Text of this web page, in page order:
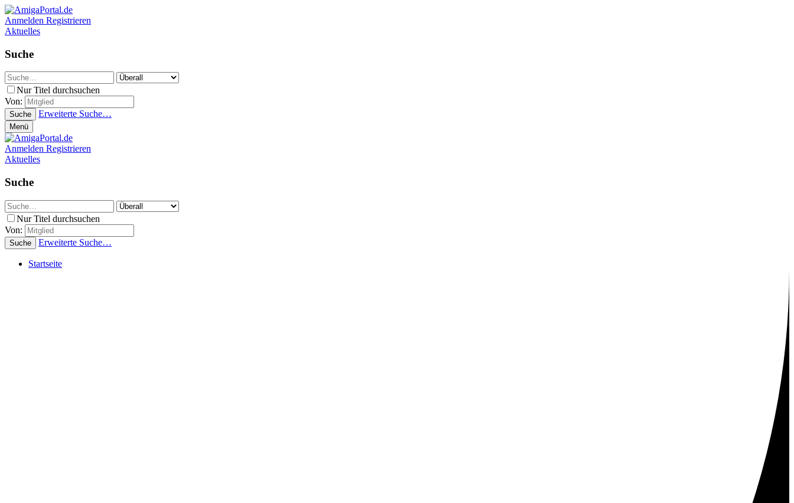
Anmelden Registrieren
Aktuelles
Suche
Nur Titel durchsuchen
Von:
Suche Erweiterte Suche…
Menü
Anmelden Registrieren
Aktuelles
Suche
Nur Titel durchsuchen
Von:
Suche Erweiterte Suche…
Startseite